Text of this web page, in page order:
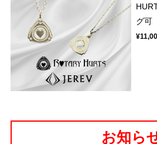
グ可
お知ら